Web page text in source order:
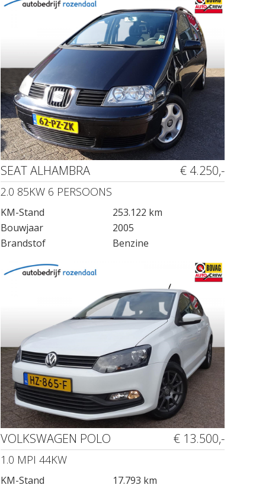
SEAT ALHAMBRA € 4.250,-
2.0 85KW 6 PERSOONS
KM-Stand
253.122 km
Bouwjaar
2005
Brandstof
Benzine
VOLKSWAGEN POLO € 13.500,-
1.0 MPI 44KW
KM-Stand
17.793 km